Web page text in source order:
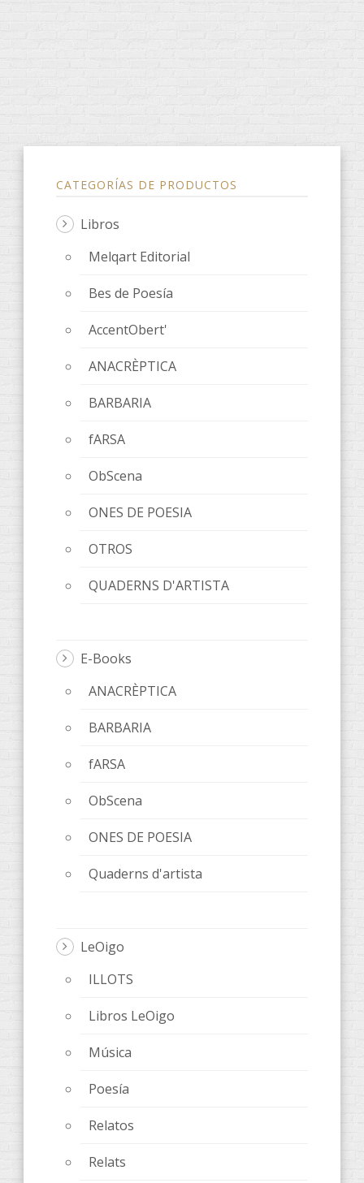
CATEGORÍAS DE PRODUCTOS
Libros
Melqart Editorial
Bes de Poesía
AccentObert'
ANACRÈPTICA
BARBARIA
fARSA
ObScena
ONES DE POESIA
OTROS
QUADERNS D'ARTISTA
E-Books
ANACRÈPTICA
BARBARIA
fARSA
ObScena
ONES DE POESIA
Quaderns d'artista
LeOigo
ILLOTS
Libros LeOigo
Música
Poesía
Relatos
Relats